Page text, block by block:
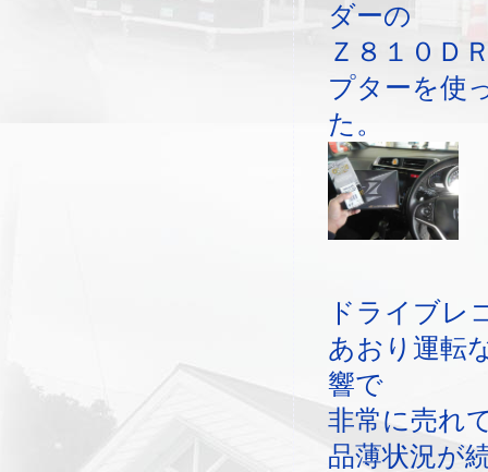
ダーの
Ｚ８１０Ｄ
プターを使
た。
ドライブレ
あおり運転
響で
非常に売れ
品薄状況が